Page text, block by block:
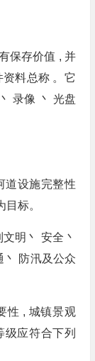
保存价值 , 并
料总称 。它
录像 丶 光盘
道设施完整性
标。
明丶 安全丶
丶 防汛及公众
性 , 城镇景观
应符合下列